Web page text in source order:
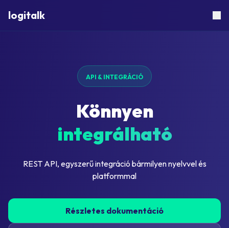
logitalk
API & INTEGRÁCIÓ
Könnyen
integrálható
REST API, egyszerű integráció bármilyen nyelvvel és
platformmal
Részletes dokumentáció